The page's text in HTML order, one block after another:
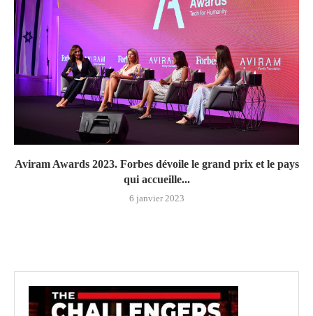
Aviram Awards 2023. Forbes dévoile le grand prix et le pays
qui accueille...
6 janvier 2023